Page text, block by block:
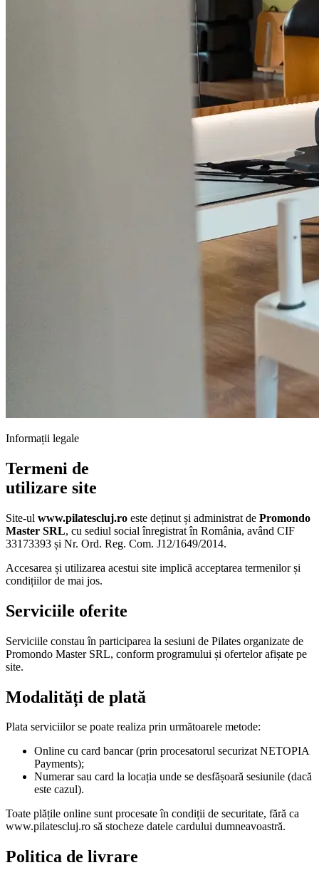
Informații legale
Termeni de
utilizare site
Site-ul www.pilatescluj.ro este deținut și administrat de Promondo
Master SRL, cu sediul social înregistrat în România, având CIF
33173393 și Nr. Ord. Reg. Com. J12/1649/2014.
Accesarea și utilizarea acestui site implică acceptarea termenilor și
condițiilor de mai jos.
Serviciile oferite
Serviciile constau în participarea la sesiuni de Pilates organizate de
Promondo Master SRL, conform programului și ofertelor afișate pe
site.
Modalități de plată
Plata serviciilor se poate realiza prin următoarele metode:
Online cu card bancar (prin procesatorul securizat NETOPIA
Payments);
Numerar sau card la locația unde se desfășoară sesiunile (dacă
este cazul).
Toate plățile online sunt procesate în condiții de securitate, fără ca
www.pilatescluj.ro să stocheze datele cardului dumneavoastră.
Politica de livrare